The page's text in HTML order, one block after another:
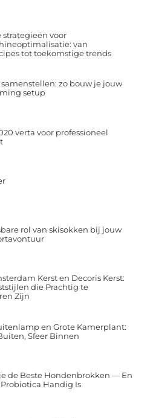
strategieën voor
van
tot toekomstige trends
samenstellen: zo bouw je jouw
setup
verta voor professioneel
rol van skisokken bij jouw
Kerst en Decoris Kerst:
die Prachtig te
Zijn
en Grote Kamerplant:
Sfeer Binnen
de Beste Hondenbrokken — En
Handig Is